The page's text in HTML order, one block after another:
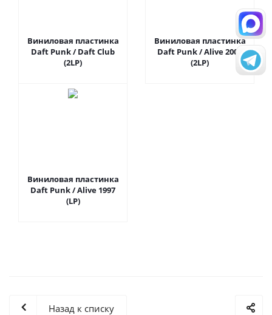
Виниловая пластинка
Daft Punk / Daft Club
(2LP)
Виниловая пластинка
Daft Punk / Alive 2007
(2LP)
Виниловая пластинка
Daft Punk / Alive 1997
(LP)
Назад к списку